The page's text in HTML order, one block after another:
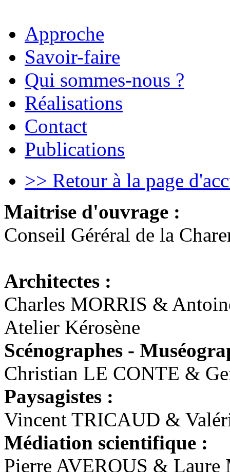
Approche
Savoir-faire
Qui sommes-nous ?
Réalisations
Contact
Publications
>> Retour à la page
Maitrise d'ouvrage :
Conseil Géréral de la
Architectes :
Charles MORRIS &
Atelier Kérosène
Scénographes -
Christian LE CONTE &
Paysagistes :
Vincent TRICAUD &
Médiation scientifique :
Pierre AVEROUS &